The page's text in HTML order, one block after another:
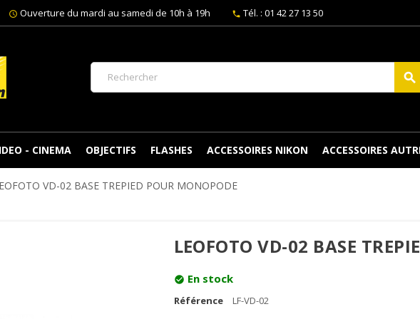
schedule Ouverture du mardi au samedi de 10h à 19h phone Tél. : 01 42 27 13 50
search
- CINEMA OBJECTIFS FLASHES ACCESSOIRES NIKON ACCESSOIRES
VD-02 BASE TREPIED POUR MONOPODE
LEOFOTO VD-02 BASE
check_circle En stock
Référence LF-VD-02